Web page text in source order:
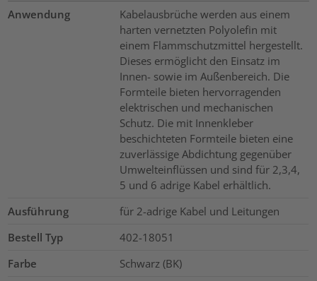
Anwendung
Kabelausbrüche werden aus einem
harten vernetzten Polyolefin mit
einem Flammschutzmittel hergestellt.
Dieses ermöglicht den Einsatz im
Innen- sowie im Außenbereich. Die
Formteile bieten hervorragenden
elektrischen und mechanischen
Schutz. Die mit Innenkleber
beschichteten Formteile bieten eine
zuverlässige Abdichtung gegenüber
Umwelteinflüssen und sind für 2,3,4,
5 und 6 adrige Kabel erhältlich.
Ausführung
für 2-adrige Kabel und Leitungen
Bestell Typ
402-18051
Farbe
Schwarz (BK)